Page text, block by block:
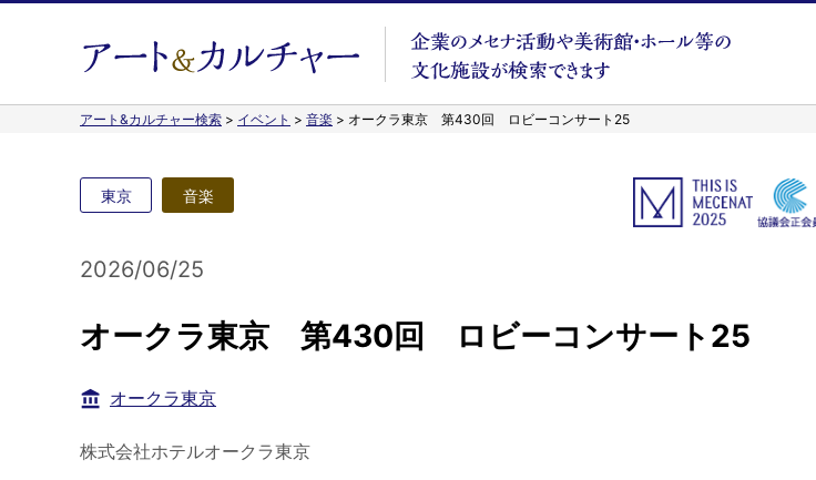
アート&カルチャー検索 > イベント > 音楽 > オークラ東京 第430回 ロビーコンサート25
東京 音楽
2026/06/25
オークラ東京 第430回 ロビーコンサート25
オークラ東京
株式会社ホテルオークラ東京